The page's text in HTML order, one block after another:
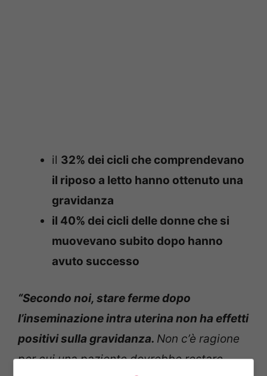
il 32% dei cicli che comprendevano
il riposo a letto hanno ottenuto una
gravidanza
il 40% dei cicli delle donne che si
muovevano subito dopo hanno
avuto successo
“Secondo noi, stare ferme dopo
l’inseminazione intra uterina non ha effetti
positivi sulla gravidanza. Non c’è ragione
per cui una paziente dovrebbe restare